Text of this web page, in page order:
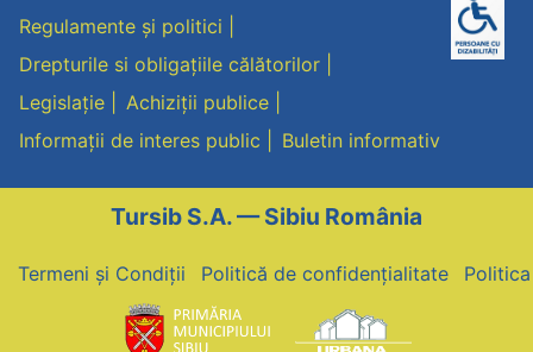
Regulamente și politici
Drepturile si obligațiile călătorilor
Legislație
Achiziții publice
Informații de interes public
Buletin informativ
Tursib S.A. — Sibiu România
Termeni și Condiții Politică de confidențialitate